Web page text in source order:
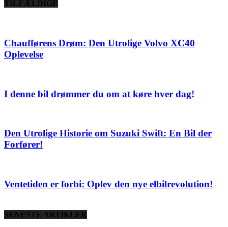
TILFÆLDIGE
Chaufførens Drøm: Den Utrolige Volvo XC40
Oplevelse
I denne bil drømmer du om at køre hver dag!
Den Utrolige Historie om Suzuki Swift: En Bil der
Forfører!
Ventetiden er forbi: Oplev den nye elbilrevolution!
SENESTE ARTIKLER